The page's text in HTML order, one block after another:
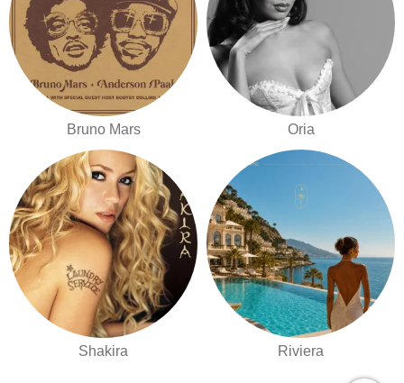
Bruno Mars Oria
Shakira Riviera